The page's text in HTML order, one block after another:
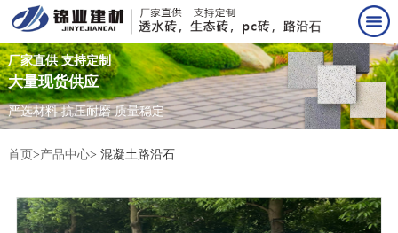
厂家直供 支持定制
大量现货供应
严选材料 抗压耐磨 质量稳定
首页 >产品中心> 混凝土路沿石